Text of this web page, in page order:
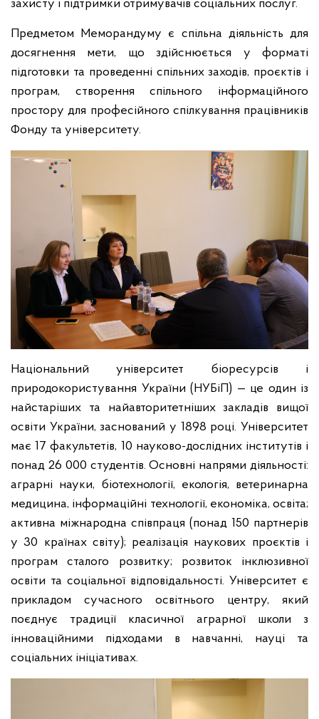
захисту і підтримки отримувачів соціальних послуг.
Предметом Меморандуму є спільна діяльність для
досягнення мети, що здійснюється у форматі
підготовки та проведенні спільних заходів, проєктів і
програм, створення спільного інформаційного
простору для професійного спілкування працівників
Фонду та університету.
Національний університет біоресурсів і
природокористування України (НУБіП) — це один із
найстаріших та найавторитетніших закладів вищої
освіти України, заснований у 1898 році. Університет
має 17 факультетів, 10 науково-дослідних інститутів і
понад 26 000 студентів. Основні напрями діяльності:
аграрні науки, біотехнології, екологія, ветеринарна
медицина, інформаційні технології, економіка, освіта;
активна міжнародна співпраця (понад 150 партнерів
у 30 країнах світу); реалізація наукових проєктів і
програм сталого розвитку; розвиток інклюзивної
освіти та соціальної відповідальності. Університет є
прикладом сучасного освітнього центру, який
поєднує традиції класичної аграрної школи з
інноваційними підходами в навчанні, науці та
соціальних ініціативах.